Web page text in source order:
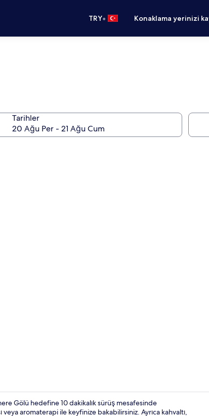
TRY• Konaklama yerinizi
Tarihler
Gölü hedefine 10 dakikalık sürüş mesafesinde
veya aromaterapi ile keyfinize bakabilirsiniz. Ayrıca kahvaltı,